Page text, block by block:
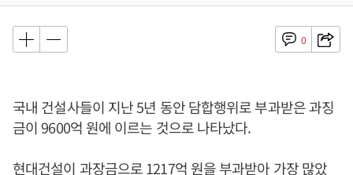
0
국내 건설사들이 지난 5년 동안 담합행위로 부과받은 과징
금이 9600억 원에 이르는 것으로 나타났다.
현대건설이 과장금으로 1217억 원을 부과받아 가장 많았